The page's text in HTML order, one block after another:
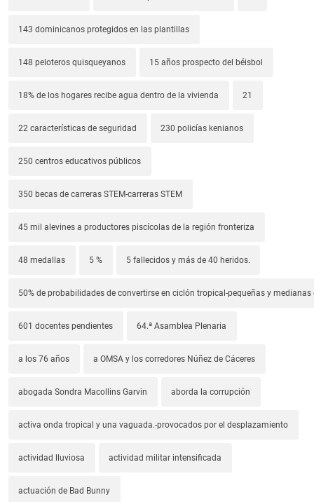
143 dominicanos protegidos en las plantillas
148 peloteros quisqueyanos 15 años prospecto del béisbol
18% de los hogares recibe agua dentro de la vivienda 21
22 características de seguridad 230 policías kenianos
250 centros educativos públicos
350 becas de carreras STEM-carreras STEM
45 mil alevines a productores piscícolas de la región fronteriza
48 medallas 5 % 5 fallecidos y más de 40 heridos.
50% de probabilidades de convertirse en ciclón tropical-pequeñas y
601 docentes pendientes 64.ª Asamblea Plenaria
a los 76 años a OMSA y los corredores Núñez de Cáceres
abogada Sondra Macollins Garvin aborda la corrupción
activa onda tropical y una vaguada.-provocados por el desplazamiento
actividad lluviosa actividad militar intensificada
actuación de Bad Bunny